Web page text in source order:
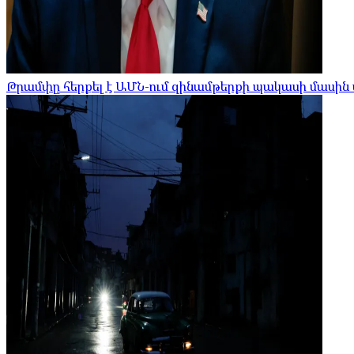
Թրամփը հերքել է ԱՄՆ-ում զինամթերքի պակասի մասին